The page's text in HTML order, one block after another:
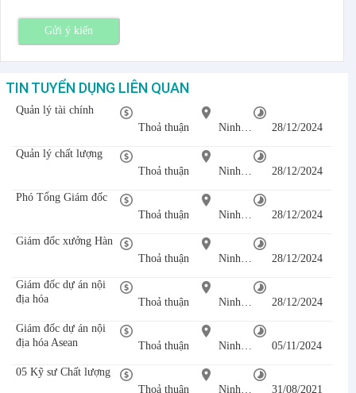
Gửi ý kiến
TIN TUYỂN DỤNG LIÊN QUAN
Quản lý tài chính
Thoả thuận
Ninh Bình 28/12/2024
Quản lý chất lượng
Thoả thuận
Ninh Bình 28/12/2024
Phó Tổng Giám đốc
Thoả thuận
Ninh Bình 28/12/2024
Giám đốc xưởng Hàn
Thoả thuận
Ninh Bình 28/12/2024
Giám đốc dự án nội
địa hóa
Thoả thuận Ninh Bình 28/12/2024
Giám đốc dự án nội
địa hóa Asean
Thoả thuận Ninh Bình 05/11/2024
05 Kỹ sư Chất lượng
Thoả thuận
Ninh Bình 31/08/2021